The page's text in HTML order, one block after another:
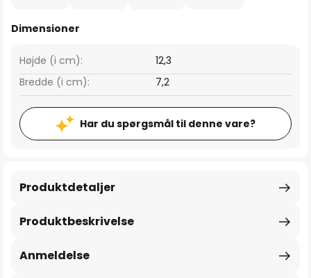
Dimensioner
Bredde (i cm): 7,2
Højde (i cm): 12,3
Har du spørgsmål til denne vare?
Produktbeskrivelse
Produktdetaljer
Anmeldelse